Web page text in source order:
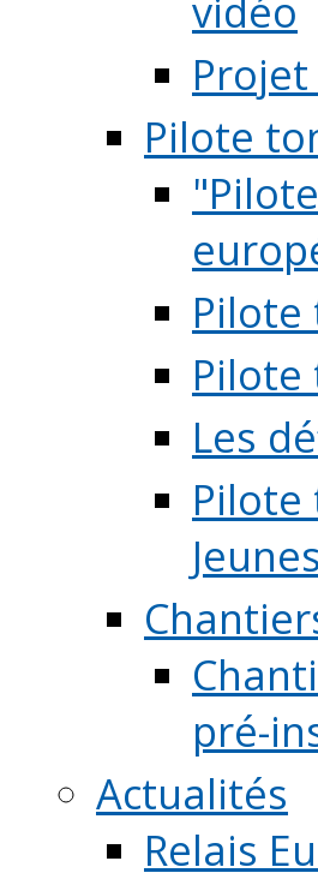
vidéo
Pilote
Pilote
Les
Pilote
pré-
Actualités
Relais